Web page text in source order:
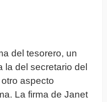
del tesorero, un
del secretario del
aspecto
La firma de Janet